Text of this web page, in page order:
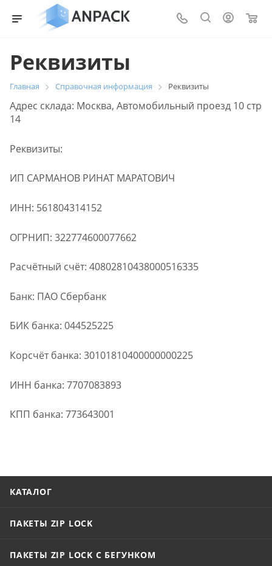
0
Реквизиты
Главная Справочная информация Реквизиты
Адрес склада: Москва, Автомобильный проезд 10 стр
14
Реквизиты:
ИП САРМАНОВ РИНАТ МАРАТОВИЧ
ИНН: 561804314152
ОГРНИП: 322774600077662
Расчётный счёт: 40802810438000516335
Банк: ПАО Сбербанк
БИК банка: 044525225
Корсчёт банка: 30101810400000000225
ИНН банка: 7707083893
КПП банка: 773643001
КАТАЛОГ
ПАКЕТЫ ZIP LOCK
ПАКЕТЫ ZIP LOCK С БЕГУНКОМ